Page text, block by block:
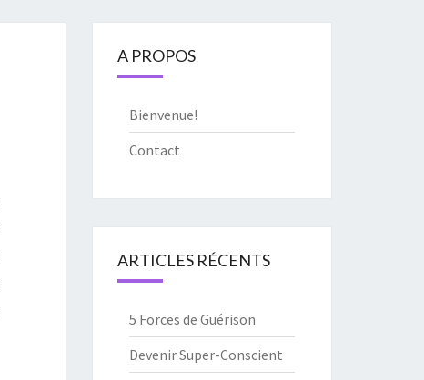
A PROPOS
Bienvenue!
Contact
ARTICLES RÉCENTS
5 Forces de Guérison
Devenir Super-Conscient